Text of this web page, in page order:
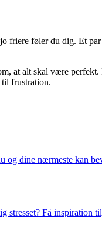
friere føler du dig. Et
at alt skal være
frustration.
dine nærmeste kan
Få